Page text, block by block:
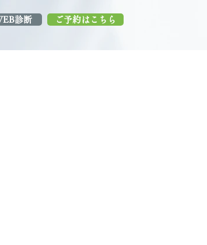
診断 ご予約はこちら